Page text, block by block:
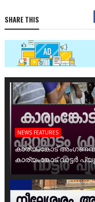
SHARE THIS
NEWS FEATURES
കാര്യംങ്കോട്
കാര്യംങ്കോട് വാട്ടർ